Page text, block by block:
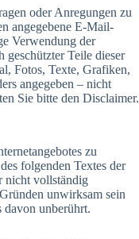
oder Anregungen zu
angegebene E-Mail-
Verwendung der
geschützter Teile dieser
Fotos, Texte, Grafiken,
angegeben – nicht
Sie bitte den Disclaimer.
zu
folgenden Textes der
nicht vollständig
unwirksam sein
davon unberührt.